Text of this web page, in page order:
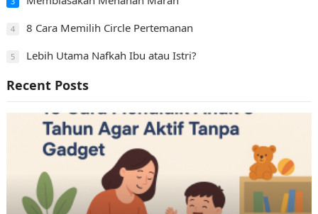
4 8 Cara Memilih Circle Pertemanan
5 Lebih Utama Nafkah Ibu atau Istri?
Recent Posts